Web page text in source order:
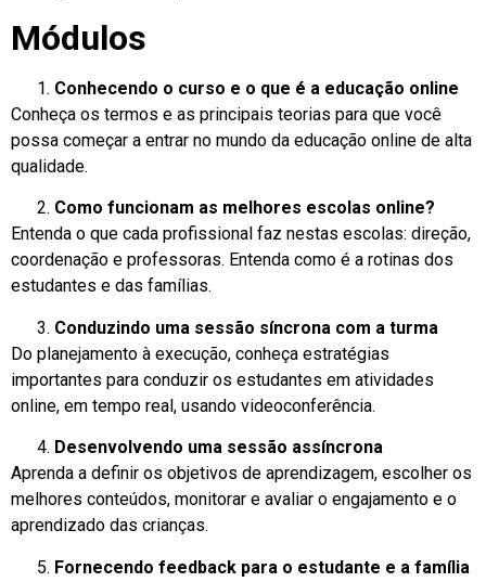
Módulos
Conhecendo o curso e o que é a educação online
Conheça os termos e as principais teorias para que você
possa começar a entrar no mundo da educação online de alta
qualidade.
Como funcionam as melhores escolas online?
Entenda o que cada profissional faz nestas escolas: direção,
coordenação e professoras. Entenda como é a rotinas dos
estudantes e das famílias.
Conduzindo uma sessão síncrona com a turma
Do planejamento à execução, conheça estratégias
importantes para conduzir os estudantes em atividades
online, em tempo real, usando videoconferência.
Desenvolvendo uma sessão assíncrona
Aprenda a definir os objetivos de aprendizagem, escolher os
melhores conteúdos, monitorar e avaliar o engajamento e o
aprendizado das crianças.
Fornecendo feedback para o estudante e a família